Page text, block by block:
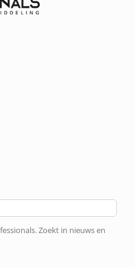
Zoekt in nieuws en